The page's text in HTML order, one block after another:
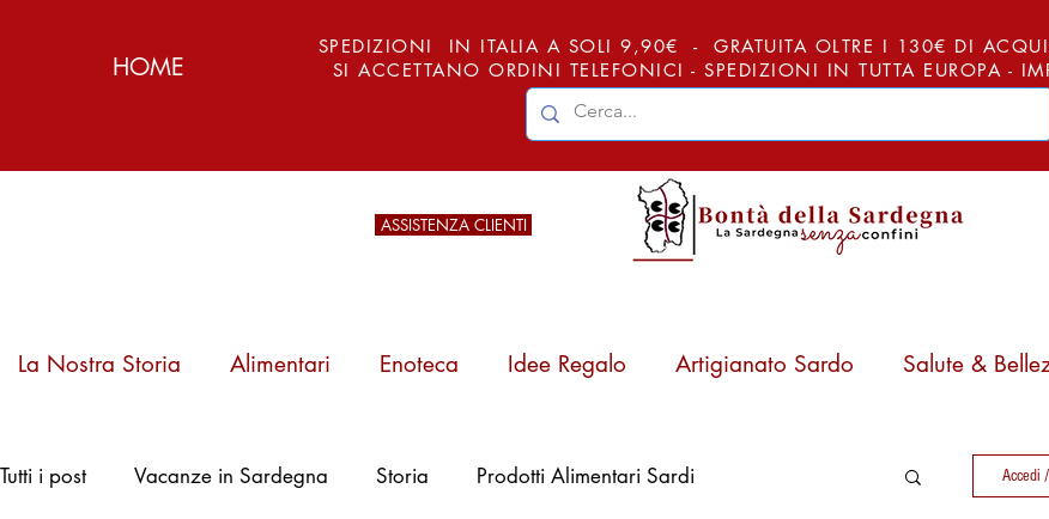
HOME
SPEDIZIONI IN ITALIA A SOLI 9,90€ - GRATUITA OLTRE I 130€ DI
SI ACCETTANO ORDINI TELEFONICI - SPEDIZIONI IN TUTTA EUROPA -
ASSISTENZA CLIENTI
La Nostra Storia Alimentari Enoteca Idee Regalo Artigianato Sardo Salute &
Pattada, Arburesa
e l'Arte del Ferro:
Tutti i post Vacanze in Sardegna Storia Prodotti Alimentari Sardi Accedi